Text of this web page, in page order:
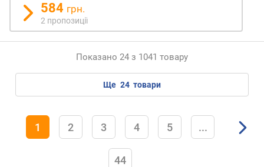
584 грн.
2 пропозиції
Показано 24 з 1041 товару
ще 24 товари
1 2 3 4 5 ...
44